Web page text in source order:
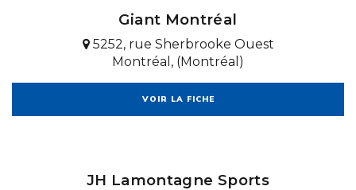
Giant Montréal
5252, rue Sherbrooke Ouest
Montréal, (Montréal)
VOIR LA FICHE
JH Lamontagne Sports